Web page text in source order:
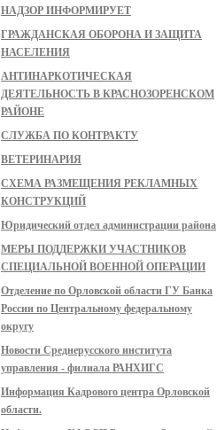
НАДЗОР ИНФОРМИРУЕТ
ГРАЖДАНСКАЯ ОБОРОНА И ЗАЩИТА
НАСЕЛЕНИЯ
АНТИНАРКОТИЧЕСКАЯ
ДЕЯТЕЛЬНОСТЬ В КРАСНОЗОРЕНСКОМ
РАЙОНЕ
СЛУЖБА ПО КОНТРАКТУ
ВЕТЕРИНАРИЯ
СХЕМА РАЗМЕЩЕНИЯ РЕКЛАМНЫХ
КОНСТРУКЦИЙ
Юридический отдел администрации района
МЕРЫ ПОДДЕРЖКИ УЧАСТНИКОВ
СПЕЦИАЛЬНОЙ ВОЕННОЙ ОПЕРАЦИИ
Отделение по Орловской области ГУ Банка
России по Центральному федеральному
округу
Новости Среднерусского института
управления - филиала РАНХИГС
Информация Кадрового центра Орловской
области.